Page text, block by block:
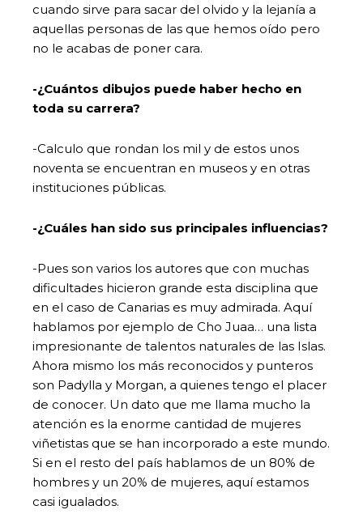
cuando sirve para sacar del olvido y la lejanía a
aquellas personas de las que hemos oído pero
no le acabas de poner cara.
-¿Cuántos dibujos puede haber hecho en
toda su carrera?
-Calculo que rondan los mil y de estos unos
noventa se encuentran en museos y en otras
instituciones públicas.
-¿Cuáles han sido sus principales influencias?
-Pues son varios los autores que con muchas
dificultades hicieron grande esta disciplina que
en el caso de Canarias es muy admirada. Aquí
hablamos por ejemplo de Cho Juaa… una lista
impresionante de talentos naturales de las Islas.
Ahora mismo los más reconocidos y punteros
son Padylla y Morgan, a quienes tengo el placer
de conocer. Un dato que me llama mucho la
atención es la enorme cantidad de mujeres
viñetistas que se han incorporado a este mundo.
Si en el resto del país hablamos de un 80% de
hombres y un 20% de mujeres, aquí estamos
casi igualados.